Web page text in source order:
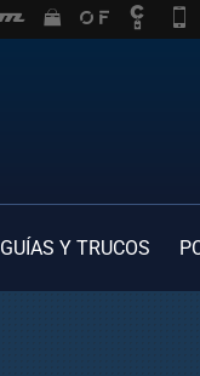
GUÍAS Y TRUCOS